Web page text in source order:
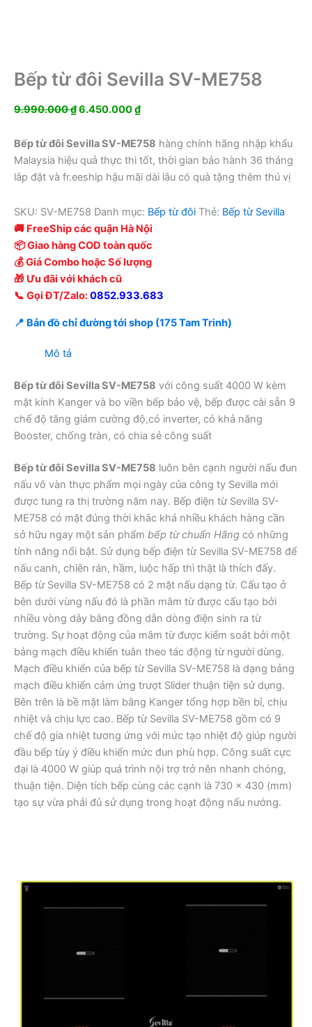
Bếp từ đôi Sevilla SV-ME758
9.990.000₫Giá
là:
9.990.000 ₫.
6.450.000₫Giá
tại
là:
6.450.000 ₫.
Bếp từ đôi Sevilla SV-ME758 hàng chính hãng nhập khẩu
Malaysia hiệu quả thực thi tốt, thời gian bảo hành 36 tháng
lắp đặt và fr.eeship hậu mãi dài lâu có quà tặng thêm thú vị
SKU: SV-ME758 Danh mục: Bếp từ đôi Thẻ: Bếp từ Sevilla
🚚 FreeShip các quận Hà Nội
📦 Giao hàng COD toàn quốc
💰 Giá Combo hoặc Số lượng
🎁 Ưu đãi với khách cũ
📞 Gọi ĐT/Zalo:0852.933.683
📍 Bản đồ chỉ đường tới shop (175 Tam Trinh)
Mô tả
Bếp từ đôi Sevilla SV-ME758 với công suất 4000 W kèm
mặt kính Kanger và bo viền bếp bảo vệ, bếp được cài sẵn 9
chế độ tăng giảm cường độ,có inverter, có khả năng
Booster, chống tràn, có chia sẻ công suất
Bếp từ đôi Sevilla SV-ME758 luôn bên cạnh người nấu đun
nấu vô vàn thực phẩm mọi ngày của công ty Sevilla mới
được tung ra thị trường năm nay. Bếp điện từ Sevilla SV-
ME758 có mặt đúng thời khắc khá nhiều khách hàng cần
sở hữu ngay một sản phẩm bếp từ chuẩn Hãng có những
tính năng nổi bật. Sử dụng bếp điện từ Sevilla SV-ME758 để
nấu canh, chiên rán, hầm, luộc hấp thì thật là thích đấy.
Bếp từ Sevilla SV-ME758 có 2 mặt nấu dạng từ. Cấu tạo ở
bên dưới vùng nấu đó là phần mâm từ được cấu tạo bởi
nhiều vòng dây bằng đồng dẫn dòng điện sinh ra từ
trường. Sự hoạt động của mâm từ được kiểm soát bởi một
bảng mạch điều khiển tuân theo tác động từ người dùng.
Mạch điều khiển của bếp từ Sevilla SV-ME758 là dạng bảng
mạch điều khiển cảm ứng trượt Slider thuận tiện sử dụng.
Bên trên là bề mặt làm bằng Kanger tổng hợp bền bỉ, chịu
nhiệt và chịu lực cao. Bếp từ Sevilla SV-ME758 gồm có 9
chế độ gia nhiệt tương ứng với mức tạo nhiệt độ giúp người
đầu bếp tùy ý điều khiển mức đun phù hợp. Công suất cực
đại là 4000 W giúp quá trình nội trợ trở nên nhanh chóng,
thuận tiện. Diện tích bếp cùng các cạnh là 730 x 430 (mm)
tạo sự vừa phải đủ sử dụng trong hoạt động nấu nướng.